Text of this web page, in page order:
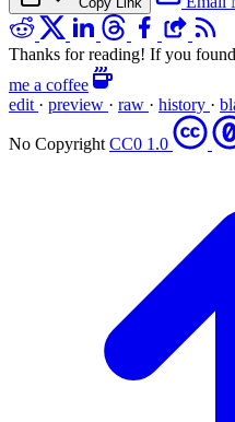
Thanks for reading! If you
me a coffee
edit · preview · raw · history ·
No Copyright CC0 1.0